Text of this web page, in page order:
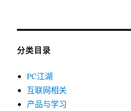
分类目录
PC江湖
互联网相关
产品与学习